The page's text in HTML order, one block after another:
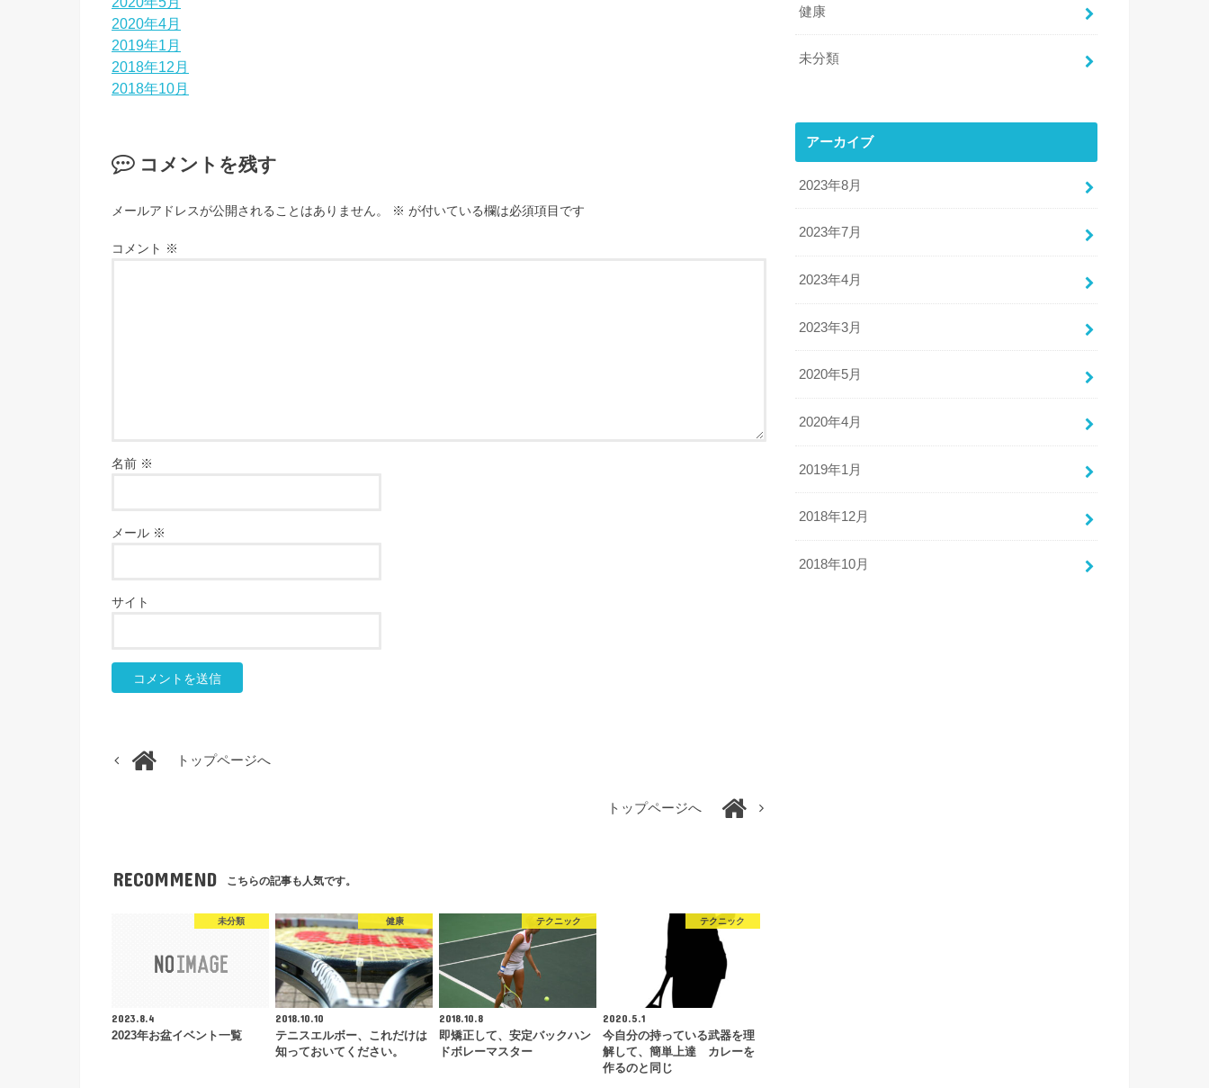
2020年4月
2019年1月
2018年12月
2018年10月
コメントを残す
メールアドレスが公開されることはありません。 ※ が付いている欄は必須項目です
コメント ※
名前 ※
メール ※
サイト
トップページへ
トップページへ
RECOMMEND こちらの記事も人気です。
未分類
2023.8.4
2023年お盆イベント一覧
健康
2018.10.10
テニスエルボー、これだけは
知っておいてください。
テクニック
2018.10.8
即矯正して、安定バックハン
ドボレーマスター
テクニック
2020.5.1
今自分の持っている武器を理
解して、簡単上達 カレーを
作るのと同じ
健康
未分類
アーカイブ
2023年8月
2023年7月
2023年4月
2023年3月
2020年5月
2020年4月
2019年1月
2018年12月
2018年10月